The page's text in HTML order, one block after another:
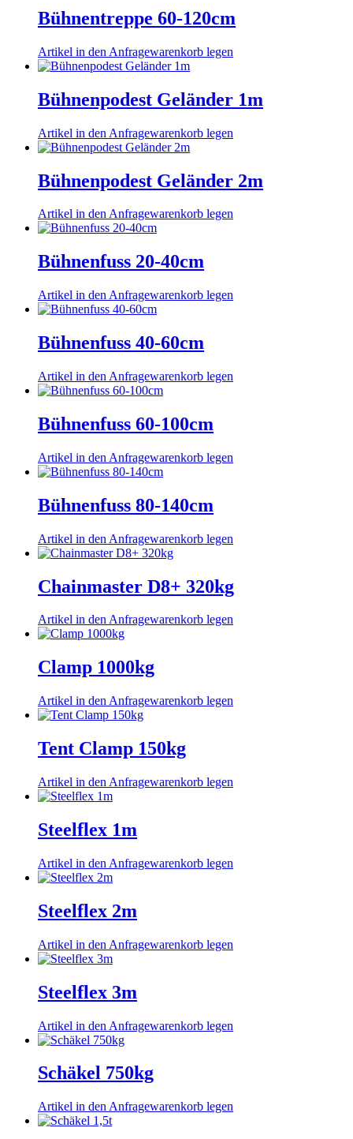
Bühnentreppe 60-120cm
Artikel in den Anfragewarenkorb legen
Bühnenpodest Geländer 1m
Artikel in den Anfragewarenkorb legen
Bühnenpodest Geländer 2m
Artikel in den Anfragewarenkorb legen
Bühnenfuss 20-40cm
Artikel in den Anfragewarenkorb legen
Bühnenfuss 40-60cm
Artikel in den Anfragewarenkorb legen
Bühnenfuss 60-100cm
Artikel in den Anfragewarenkorb legen
Bühnenfuss 80-140cm
Artikel in den Anfragewarenkorb legen
Chainmaster D8+ 320kg
Artikel in den Anfragewarenkorb legen
Clamp 1000kg
Artikel in den Anfragewarenkorb legen
Tent Clamp 150kg
Artikel in den Anfragewarenkorb legen
Steelflex 1m
Artikel in den Anfragewarenkorb legen
Steelflex 2m
Artikel in den Anfragewarenkorb legen
Steelflex 3m
Artikel in den Anfragewarenkorb legen
Schäkel 750kg
Artikel in den Anfragewarenkorb legen